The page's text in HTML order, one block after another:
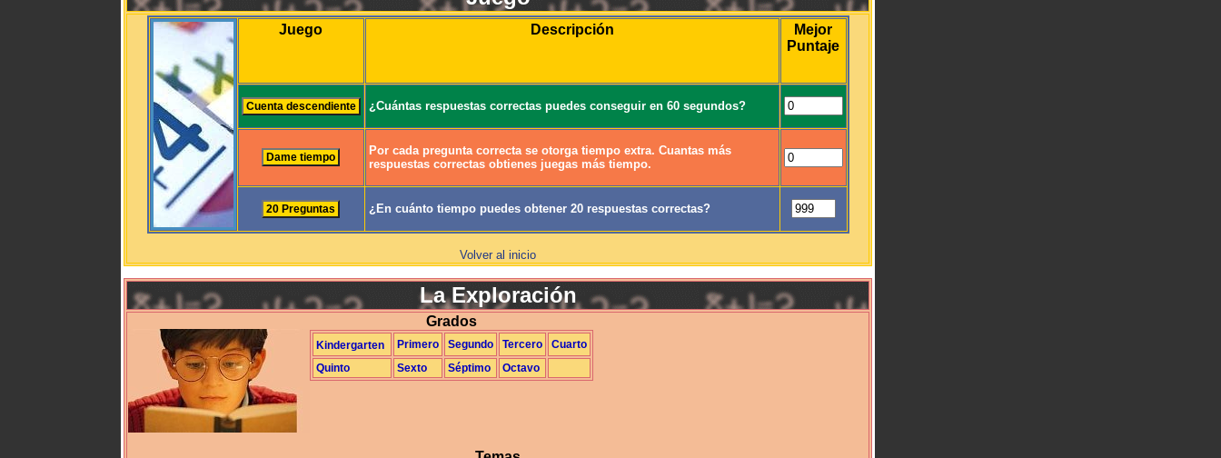
Juego Descripción
Mejor
Puntaje
¿Cuántas respuestas correctas puedes conseguir en 60 segundos?
Por cada pregunta correcta se otorga tiempo extra. Cuantas más
respuestas correctas obtienes juegas más tiempo.
¿En cuánto tiempo puedes obtener 20 respuestas correctas?
Volver al inicio
La Exploración
Grados
Kindergarten Primero Segundo Tercero
Cuarto
Quinto
Sexto Séptimo Octavo